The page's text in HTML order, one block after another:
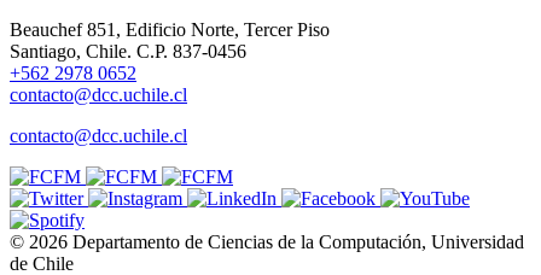
Beauchef 851, Edificio Norte, Tercer Piso
Santiago, Chile. C.P. 837-0456
+562 2978 0652
contacto@dcc.uchile.cl
contacto@dcc.uchile.cl
© 2026 Departamento de Ciencias de la Computación, Universidad
de Chile